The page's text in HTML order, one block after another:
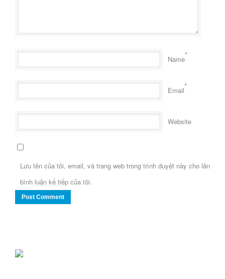
Name*
Email*
Website
Lưu tên của tôi, email, và trang web trong trình duyệt này cho lần
bình luận kế tiếp của tôi.